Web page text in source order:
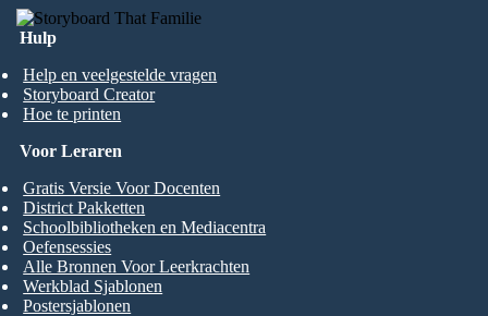
Hulp
Help en veelgestelde vragen
Storyboard Creator
Hoe te printen
Voor Leraren
Gratis Versie Voor Docenten
District Pakketten
Schoolbibliotheken en Mediacentra
Oefensessies
Alle Bronnen Voor Leerkrachten
Werkblad Sjablonen
Postersjablonen